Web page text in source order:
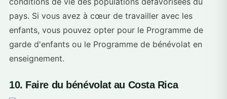
pays. Si vous avez à cœur de travailler avec les
enfants, vous pouvez opter pour le Programme de
garde d'enfants ou le Programme de bénévolat en
enseignement.
10. Faire du bénévolat au Costa Rica